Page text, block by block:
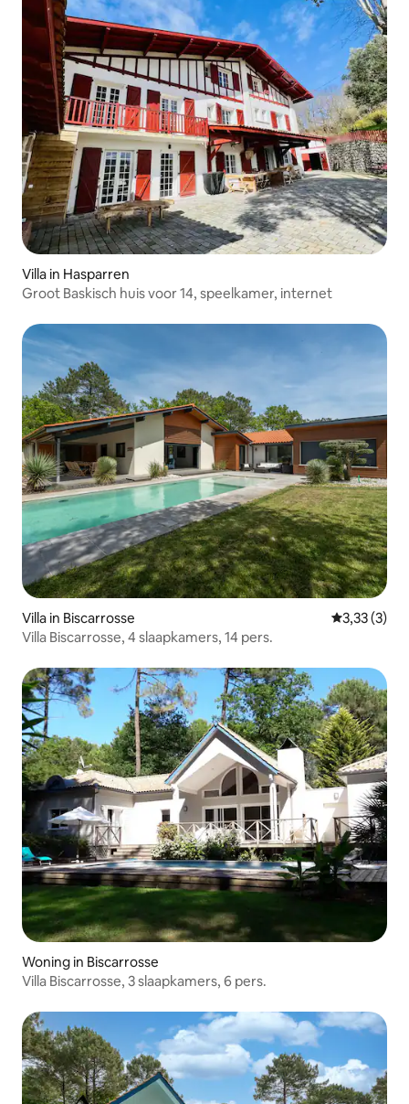
Villa in Hasparren
Groot Baskisch huis voor 14, speelkamer, internet
Villa in Biscarrosse
3,33 (3)
Villa Biscarrosse, 4 slaapkamers, 14 pers.
Woning in Biscarrosse
Villa Biscarrosse, 3 slaapkamers, 6 pers.